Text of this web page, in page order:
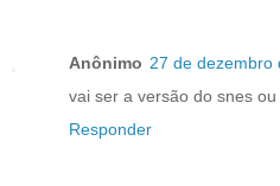
Anônimo 27 de dezembro
vai ser a versão do snes
Responder